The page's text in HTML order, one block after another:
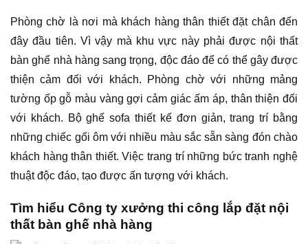
Phòng chờ là nơi mà khách hàng thân thiết đặt chân đến
đây đầu tiên. Vì vậy mà khu vực này phải được nội thất
bàn ghế nhà hàng sang trọng, độc đáo để có thể gây được
thiện cảm đối với khách. Phòng chờ với những mảng
tường ốp gỗ màu vàng gợi cảm giác ấm áp, thân thiện đối
với khách. Bộ ghế sofa thiết kế đơn giản, trang trí bằng
những chiếc gối ôm với nhiều màu sắc sẵn sàng đón chào
khách hàng thân thiết. Việc trang trí những bức tranh nghệ
thuật độc đáo, tạo được ấn tượng với khách.
Tìm hiểu Công ty xưởng thi công lắp đặt nội
thất bàn ghế nhà hàng